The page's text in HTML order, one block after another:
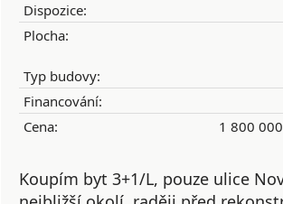
Dispozice:
Plocha:
Typ budovy:
Financování:
Cena:
1 800
Koupím byt 3+1/L, pouze ulice